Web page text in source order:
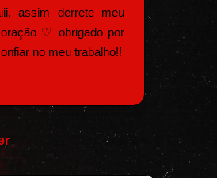
assim derrete meu
♡ obrigado por
no meu trabalho!!